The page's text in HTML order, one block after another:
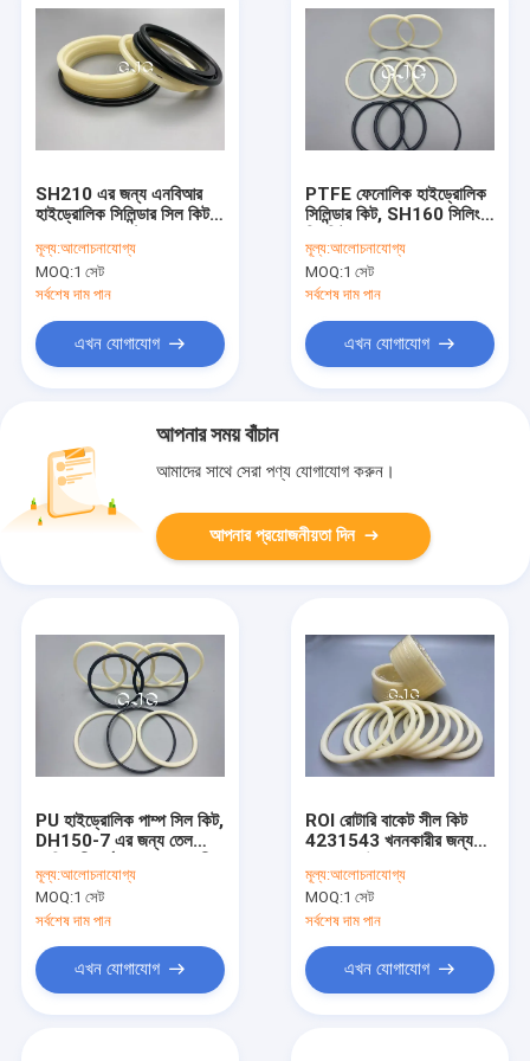
SH210 এর জন্য এনবিআর
হাইড্রোলিক সিলিন্ডার সিল কিট
বিরুদ্ধে
মূল্য:আলোচনাযোগ্য
MOQ:1 সেট
সর্বশেষ দাম পান
এখন যোগাযোগ
PTFE ফেনোলিক হাইড্রোলিক
সিলিন্ডার কিট, SH160 সিলিং
মূল্য:আলোচনাযোগ্য
MOQ:1 সেট
সর্বশেষ দাম পান
এখন যোগাযোগ
আপনার সময় বাঁচান
আমাদের সাথে সেরা পণ্য যোগাযোগ করুন।
আপনার প্রয়োজনীয়তা দিন
PU হাইড্রোলিক পাম্প সিল কিট,
DH150-7 এর জন্য তেল
মূল্য:আলোচনাযোগ্য
MOQ:1 সেট
সর্বশেষ দাম পান
এখন যোগাযোগ
ROI রোটারি বাকেট সীল কিট
4231543 খননকারীর জন্য
মূল্য:আলোচনাযোগ্য
MOQ:1 সেট
সর্বশেষ দাম পান
এখন যোগাযোগ